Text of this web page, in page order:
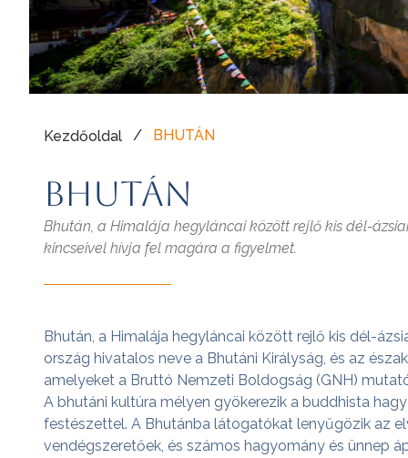
Kezdőoldal / BHUTÁN
BHUTÁN
Bhután, a Himalája hegyláncai között rejlő kis dél-
kincseivel hívja fel magára a figyelmet.
Bhután, a Himalája hegyláncai között rejlő kis dél-
ország hivatalos neve a Bhutáni Királyság, és az
amelyeket a Bruttó Nemzeti Boldogság (GNH)
A bhutáni kultúra mélyen gyökerezik a buddhista
festészettel. A Bhutánba látogatókat lenyűgözik az
vendégszeretőek, és számos hagyomány és ünnep